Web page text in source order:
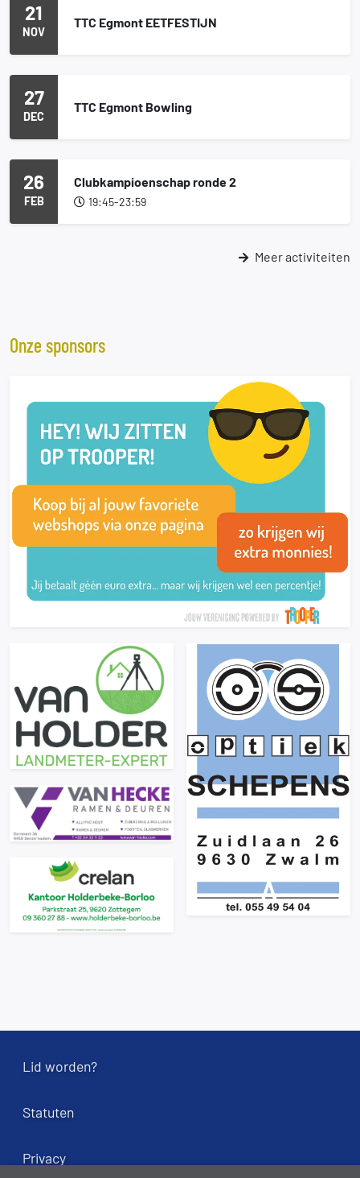
21
NOV
TTC Egmont EETFESTIJN
27
DEC
TTC Egmont Bowling
26
FEB
Clubkampioenschap ronde 2
19:45-23:59
Meer activiteiten
Onze sponsors
Lid worden?
Statuten
Privacy